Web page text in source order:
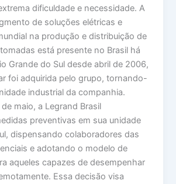
dificuldade e necessidade. A
de soluções elétricas e
na produção e distribuição de
está presente no Brasil há
Grande do Sul desde abril de 2006,
foi adquirida pelo grupo, tornando-
industrial da companhia.
maio, a Legrand Brasil
preventivas em sua unidade
dispensando colaboradores das
e adotando o modelo de
aqueles capazes de desempenhar
Essa decisão visa